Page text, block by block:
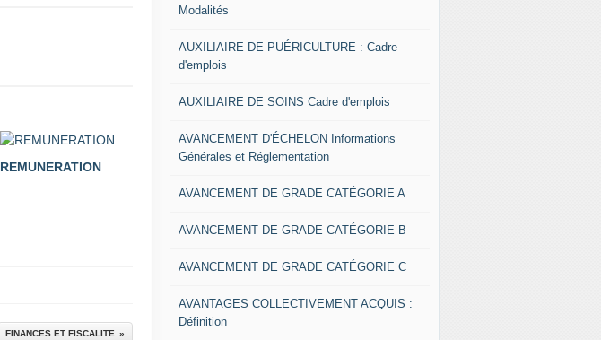
REMUNERATION
FINANCES ET FISCALITE
Modalités
AUXILIAIRE DE PUÉRICULTURE : Cadre
d'emplois
AUXILIAIRE DE SOINS Cadre d'emplois
AVANCEMENT D'ÉCHELON Informations
Générales et Réglementation
AVANCEMENT DE GRADE CATÉGORIE A
AVANCEMENT DE GRADE CATÉGORIE B
AVANCEMENT DE GRADE CATÉGORIE C
AVANTAGES COLLECTIVEMENT ACQUIS :
Définition